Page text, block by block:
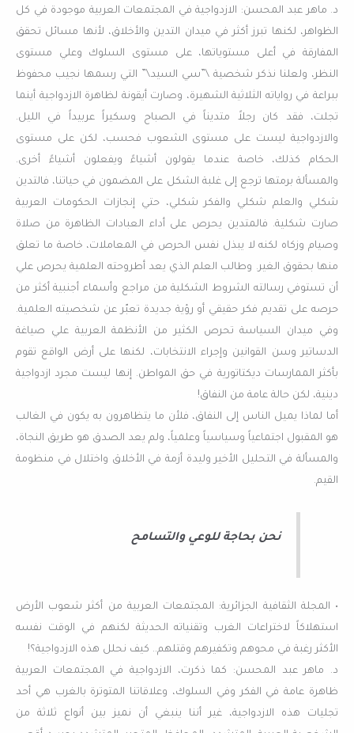
د. ماهر عبد المحسن: الازدواجية في المجتمعات العربية موجودة في كل
الظواهر، لكنها تبرز أكثر في ميدان التدين والأخلاق، لأنها مسائل تحقق
المفارقة في أعلى مستوياتها، على مستوى السلوك وعلي مستوى
النظر، ولعلنا نذكر شخصية \”سي السيد\” التي رسمها نجيب محفوظ
ببراعة في رواياته الثلاثية الشهيرة، وصارت أيقونة لظاهرة الازدواجية أينما
تجلت، فقد كان رجلاً متديناً في الصباح وسكيراً عربيداً في الليل.
والازدواجية ليست على مستوى الشعوب فحسب، لكن على مستوى
الحكام كذلك، خاصة عندما يقولون أشياءً ويفعلون أشياءً أخرى.
والمسألة برمتها ترجع إلى غلبة الشكل على المضمون في حياتنا، فالتدين
شكلي والعلم شكلي والفكر شكلي، حتي إنجازات الحكومات العربية
صارت شكلية. فالمتدين يحرص على أداء العبادات الظاهرة من صلاة
وصيام وزكاه لكنه لا يبذل نفس الحرص في المعاملات، خاصة ما تعلق
منها بحقوق الغير. وطالب العلم الذي يعد أطروحته العلمية يحرص علي
أن تستوفي رسالته الشروط الشكلية من مراجع وأسماء أجنبية أكثر من
حرصه على تقديم فكر حقيقي أو رؤية جديدة تعبّر عن شخصيته العلمية.
وفي ميدان السياسة تحرص الكثير من الأنظمة العربية علي صياغة
الدساتير وسن القوانين وإجراء الانتخابات، لكنها على أرض الواقع تقوم
بأكثر الممارسات ديكتاتورية في حق المواطن. إنها ليست مجرد ازدواجية
دينية، لكن حالة عامة من النفاق!
أما لماذا يميل الناس إلى النفاق، فلأن ما يتظاهرون به يكون في الغالب
هو المقبول اجتماعياً وسياسياً وعلمياً، ولم يعد الصدق هو طريق النجاة،
والمسألة في التحليل الأخير وليدة أزمة في الأخلاق واختلال في منظومة
القيم.
نحن بحاجة للوعي والتسامح
• المجلة الثقافية الجزائرية: المجتمعات العربية من أكثر شعوب الأرض
استهلاكاً لاختراعات الغرب وتقنياته الحديثة لكنهم في الوقت نفسه
الأكثر رغبة في محوهم وتكفيرهم وقتلهم.. كيف نحلل هذه الازدواجية؟!
د. ماهر عبد المحسن: كما ذكرت، الازدواجية في المجتمعات العربية
ظاهرة عامة في الفكر وفي السلوك، وعلاقاتنا المتوترة بالغرب هي أحد
تجليات هذه الازدواجية، غير أننا ينبغي أن نميز بين أنواع ثلاثة من